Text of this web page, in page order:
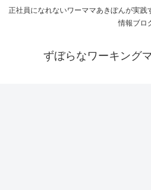
正社員になれないワーママあきぽんが実
情報ブロ
ずぼらなワーキング